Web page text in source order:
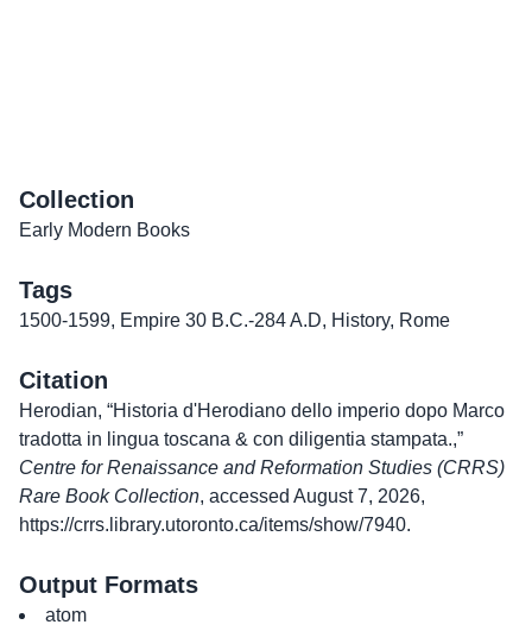
Collection
Early Modern Books
Tags
1500-1599, Empire 30 B.C.-284 A.D, History, Rome
Citation
Herodian, “Historia d'Herodiano dello imperio dopo Marco
tradotta in lingua toscana & con diligentia stampata.,”
Centre for Renaissance and Reformation Studies (CRRS)
Rare Book Collection, accessed August 7, 2026,
https://crrs.library.utoronto.ca/items/show/7940.
Output Formats
atom